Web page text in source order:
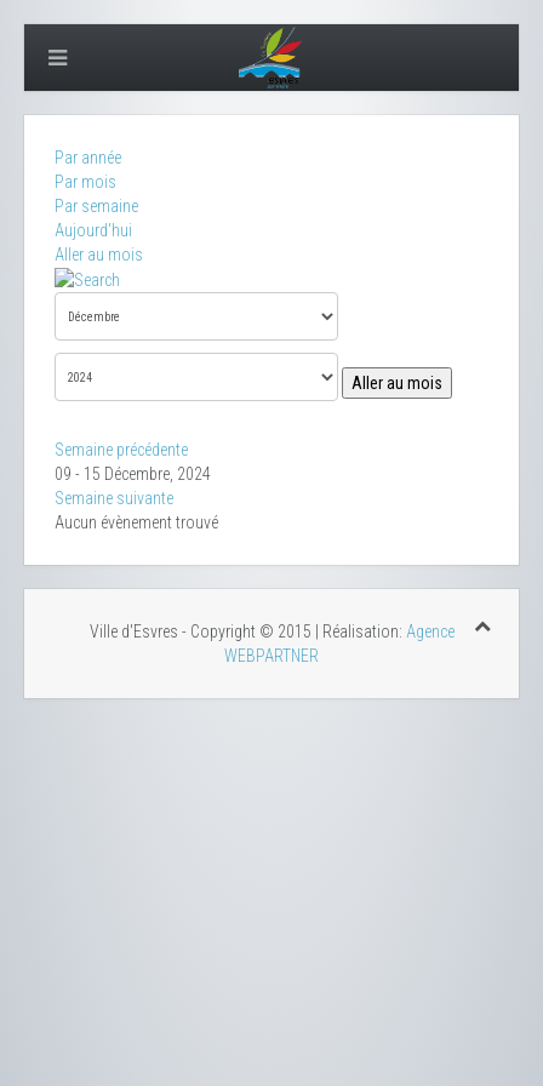
Par année
Par mois
Par semaine
Aujourd'hui
Aller au mois
Aller au mois
Semaine précédente
09 - 15 Décembre, 2024
Semaine suivante
Aucun évènement trouvé
Ville d'Esvres - Copyright © 2015 | Réalisation: Agence
WEBPARTNER